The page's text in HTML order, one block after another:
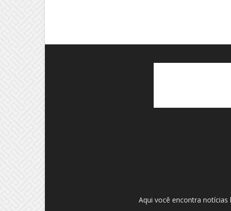
Aqui você encontra